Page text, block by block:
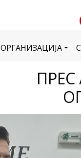
ОРГАНИЗАЦИЈА